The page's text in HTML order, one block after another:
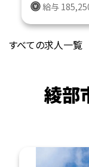
給与
すべての求人一覧
綾部